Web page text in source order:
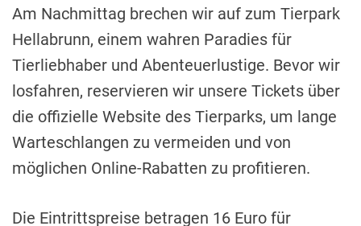
Am Nachmittag brechen wir auf zum Tierpark
Hellabrunn, einem wahren Paradies für
Tierliebhaber und Abenteuerlustige. Bevor wir
losfahren, reservieren wir unsere Tickets über
die offizielle Website des Tierparks, um lange
Warteschlangen zu vermeiden und von
möglichen Online-Rabatten zu profitieren.
Die Eintrittspreise betragen 16 Euro für